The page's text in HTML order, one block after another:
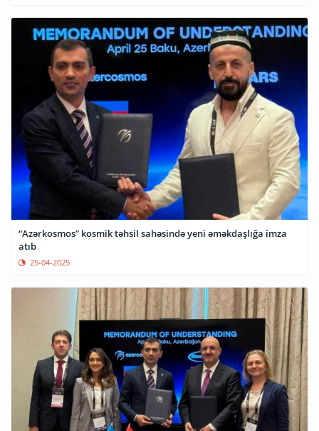
“Azərkosmos” kosmik təhsil sahəsində yeni əməkdaşlığa imza
atıb
25-04-2025